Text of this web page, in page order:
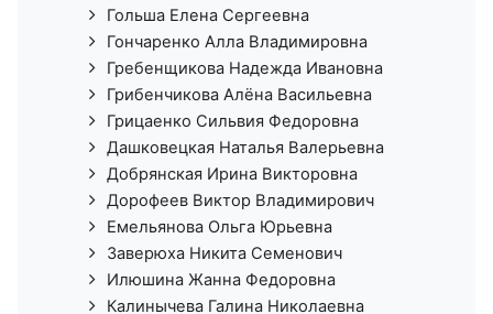
Гольша Елена Сергеевна
Гончаренко Алла Владимировна
Гребенщикова Надежда Ивановна
Грибенчикова Алёна Васильевна
Грицаенко Сильвия Федоровна
Дашковецкая Наталья Валерьевна
Добрянская Ирина Викторовна
Дорофеев Виктор Владимирович
Емельянова Ольга Юрьевна
Заверюха Никита Семенович
Илюшина Жанна Федоровна
Калинычева Галина Николаевна